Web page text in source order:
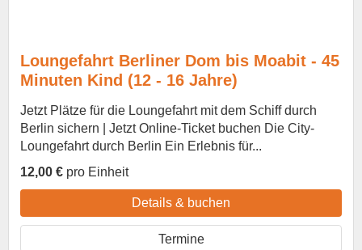
Loungefahrt Berliner Dom bis Moabit - 45
Minuten Kind (12 - 16 Jahre)
Jetzt Plätze für die Loungefahrt mit dem Schiff durch
Berlin sichern | Jetzt Online-Ticket buchen Die City-
Loungefahrt durch Berlin Ein Erlebnis für...
12,00 € pro Einheit
Details & buchen
Termine